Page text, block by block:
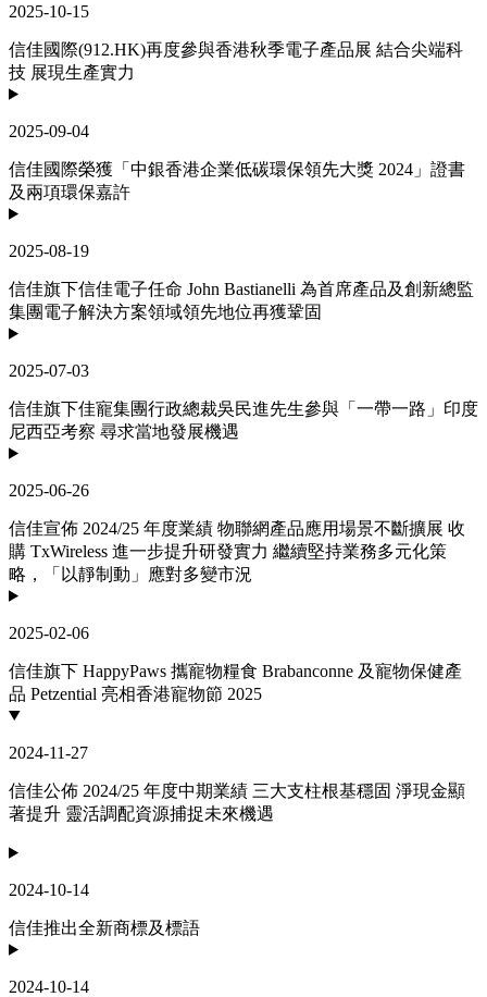
2025-10-15
信佳國際(912.HK)再度參與香港秋季電子產品展 結合尖端科
技 展現生產實力
2025-09-04
信佳國際榮獲「中銀香港企業低碳環保領先大獎 2024」證書
及兩項環保嘉許
2025-08-19
信佳旗下信佳電子任命 John Bastianelli 為首席產品及創新總監
集團電子解決方案領域領先地位再獲鞏固
2025-07-03
信佳旗下佳寵集團行政總裁吳民進先生參與「一帶一路」印度
尼西亞考察 尋求當地發展機遇
2025-06-26
信佳宣佈 2024/25 年度業績 物聯網產品應用場景不斷擴展 收
購 TxWireless 進一步提升研發實力 繼續堅持業務多元化策
略，「以靜制動」應對多變市況
2025-02-06
信佳旗下 HappyPaws 攜寵物糧食 Brabanconne 及寵物保健產
品 Petzential 亮相香港寵物節 2025
2024-11-27
信佳公佈 2024/25 年度中期業績 三大支柱根基穩固 淨現金顯
著提升 靈活調配資源捕捉未來機遇
2024-10-14
信佳推出全新商標及標語
2024-10-14